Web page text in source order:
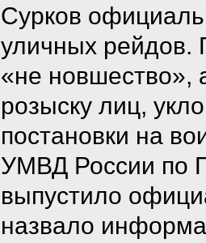
Сурков
уличных рейдов.
«не новшество»,
розыску лиц,
постановки на
УМВД России по
выпустило
назвало